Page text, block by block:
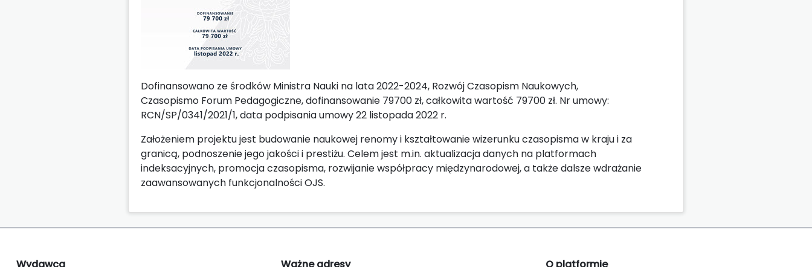
Dofinansowano ze środków Ministra Nauki na lata 2022-2024, Rozwój Czasopism Naukowych,
Czasopismo Forum Pedagogiczne, dofinansowanie 79700 zł, całkowita wartość 79700 zł. Nr umowy:
RCN/SP/0341/2021/1, data podpisania umowy 22 listopada 2022 r.
Założeniem projektu jest budowanie naukowej renomy i kształtowanie wizerunku czasopisma w kraju i za
granicą, podnoszenie jego jakości i prestiżu. Celem jest m.in. aktualizacja danych na platformach
indeksacyjnych, promocja czasopisma, rozwijanie współpracy międzynarodowej, a także dalsze wdrażanie
zaawansowanych funkcjonalności OJS.